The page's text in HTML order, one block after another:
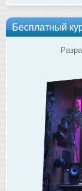
Бесплатный